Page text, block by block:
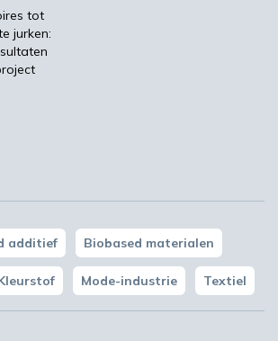
Circular@WUR op 11 april
een overzicht van de
over een circulaire, biobased
door bezoeken aan de meest
Shutterstock
Biobased Circular@WUR
tot
jurken:
additief Biobased materialen
Mode-industrie Textiel